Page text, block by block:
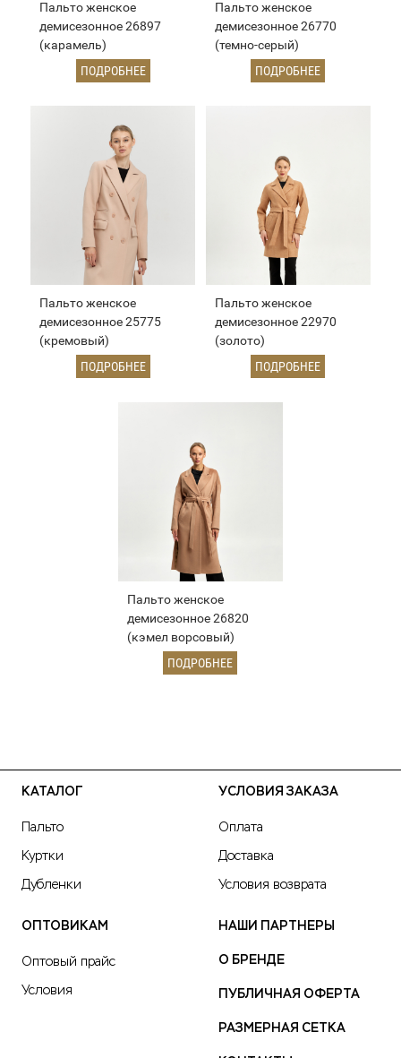
Пальто женское
демисезонное 26897
(карамель)
ПОДРОБНЕЕ
Пальто женское
демисезонное 26770
(темно-серый)
ПОДРОБНЕЕ
Пальто женское
демисезонное 25775
(кремовый)
ПОДРОБНЕЕ
Пальто женское
демисезонное 22970
(золото)
ПОДРОБНЕЕ
Пальто женское
демисезонное 26820
(кэмел ворсовый)
ПОДРОБНЕЕ
КАТАЛОГ
Пальто
Куртки
Дубленки
УСЛОВИЯ ЗАКАЗА
Оплата
Доставка
Условия возврата
ОПТОВИКАМ
Оптовый прайс
Условия
НАШИ ПАРТНЕРЫ
О БРЕНДЕ
ПУБЛИЧНАЯ ОФЕРТА
РАЗМЕРНАЯ СЕТКА